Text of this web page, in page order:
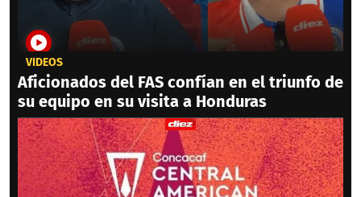
VIDEOS
Aficionados del FAS confían en el triunfo de
su equipo en su visita a Honduras